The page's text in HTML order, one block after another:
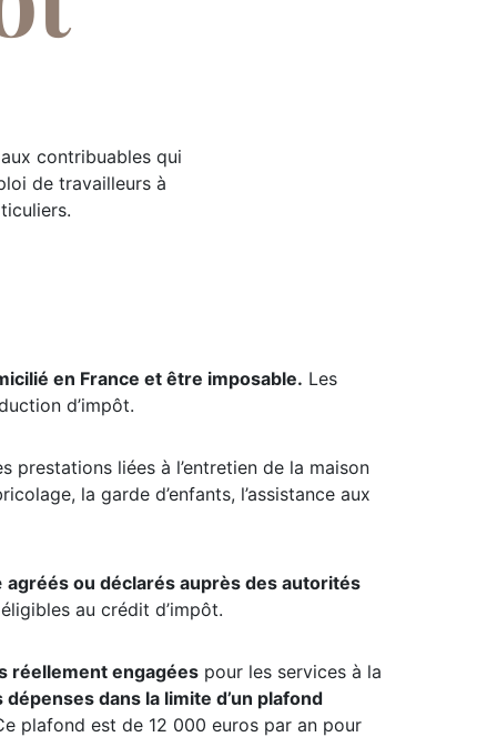
contribuables qui
de travailleurs à
en France et être imposable. Les
d’impôt.
prestations liées à l’entretien de la maison
la garde d’enfants, l’assistance aux
agréés ou déclarés auprès des autorités
au crédit d’impôt.
réellement engagéespour les services à la
dépenses dans la limite d’un plafond
plafond est de 12 000 euros par an pour